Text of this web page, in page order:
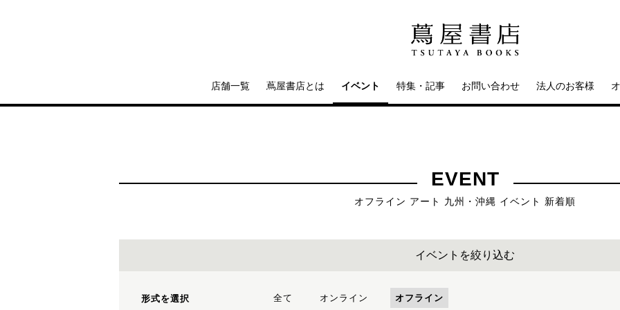
店舗一覧 蔦屋書店とは イベント 特集・記事 お問い合わせ 法人のお客様
EVENT
オフライン アート 九州・沖縄 イベント 新着順
イベントを絞り込む
形式を選択 全て オンライン オフライン